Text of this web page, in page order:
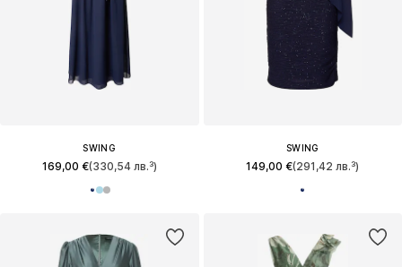
SWING
169,00 €(330,54 лв.³)
SWING
149,00 €(291,42 лв.³)